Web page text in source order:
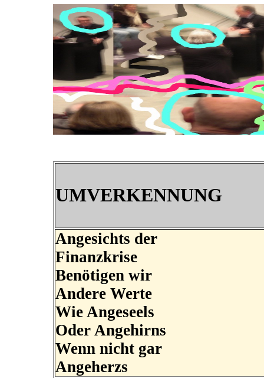
UMVERKENNUNG
Angesichts der
Finanzkrise
Benötigen wir
Andere Werte
Wie Angeseels
Oder Angehirns
Wenn nicht gar
Angeherzs